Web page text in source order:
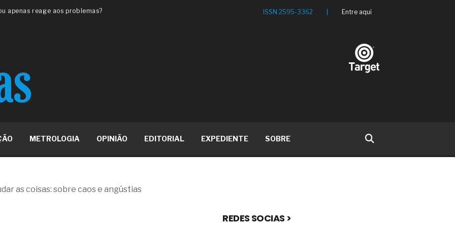
apenas reage aos problemas?
má-fé para tentar criar uma
ISO
metabólica
ânus
de ovário
da fadiga crônica
como estratégia
ISSN 2595-3362 Entre aqui
METROLOGIA OPINIÃO EDITORIAL EXPEDIENTE SOBRE
as coisas: sobre caos e angústias
REDES SOCIAS >